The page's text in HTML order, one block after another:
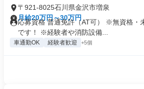
〒921-8025石川県金沢市増泉
月給20万円～30万円
応募資格 普通免許（AT可） ※無資格・
です！ ※経験者や消防設備...
車通勤OK 経験者歓迎 +5個